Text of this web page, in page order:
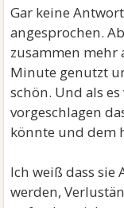
Gar keine
angesprochen.
zusammen mehr
Minute genutzt
schön. Und als
vorgeschlagen
könnte und dem
Ich weiß dass sie
werden,